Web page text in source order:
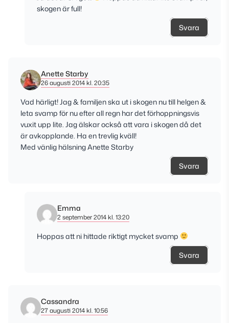
skogen är full!
Svara
Anette Starby
26 augusti 2014 kl. 20:35
Vad härligt! Jag & familjen ska ut i skogen nu till helgen &
leta svamp för nu efter all regn har det förhoppningsvis
vuxit upp lite. Jag älskar också att vara i skogen då det
är avkopplande. Ha en trevlig kväll!
Med vänlig hälsning Anette Starby
Svara
Emma
2 september 2014 kl. 13:20
Hoppas att ni hittade riktigt mycket svamp
Svara
Cassandra
27 augusti 2014 kl. 10:56